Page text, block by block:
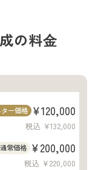
の料⾦
ー価格 ¥120,000
税込 ¥132,000
通常価格 ¥200,000
税込 ¥220,000